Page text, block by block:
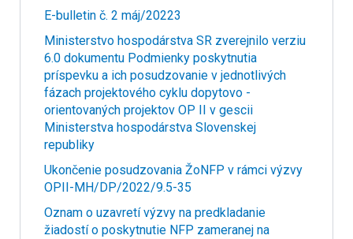
E-bulletin č. 2 máj/20223
Ministerstvo hospodárstva SR zverejnilo verziu
6.0 dokumentu Podmienky poskytnutia
príspevku a ich posudzovanie v jednotlivých
fázach projektového cyklu dopytovo -
orientovaných projektov OP II v gescii
Ministerstva hospodárstva Slovenskej
republiky
Ukončenie posudzovania ŽoNFP v rámci výzvy
OPII-MH/DP/2022/9.5-35
Oznam o uzavretí výzvy na predkladanie
žiadostí o poskytnutie NFP zameranej na